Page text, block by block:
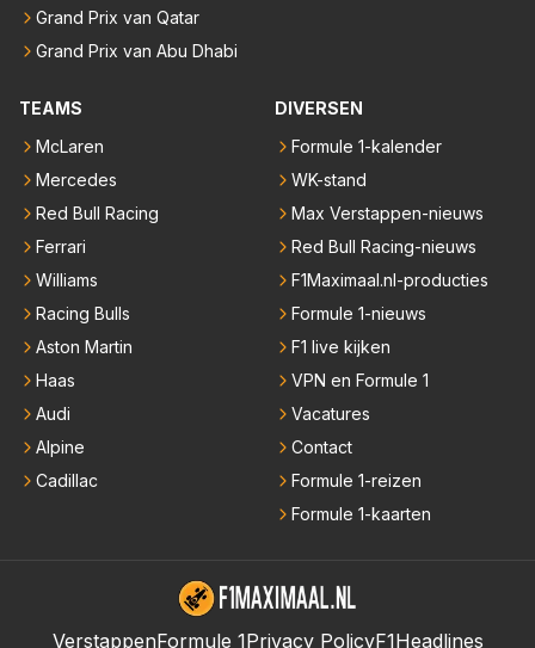
Grand Prix van Qatar
Grand Prix van Abu Dhabi
TEAMS
McLaren
Mercedes
Red Bull Racing
Ferrari
Williams
Racing Bulls
Aston Martin
Haas
Audi
Alpine
Cadillac
DIVERSEN
Formule 1-kalender
WK-stand
Max Verstappen-nieuws
Red Bull Racing-nieuws
F1Maximaal.nl-producties
Formule 1-nieuws
F1 live kijken
VPN en Formule 1
Vacatures
Contact
Formule 1-reizen
Formule 1-kaarten
VerstappenFormule 1Privacy PolicyF1Headlines